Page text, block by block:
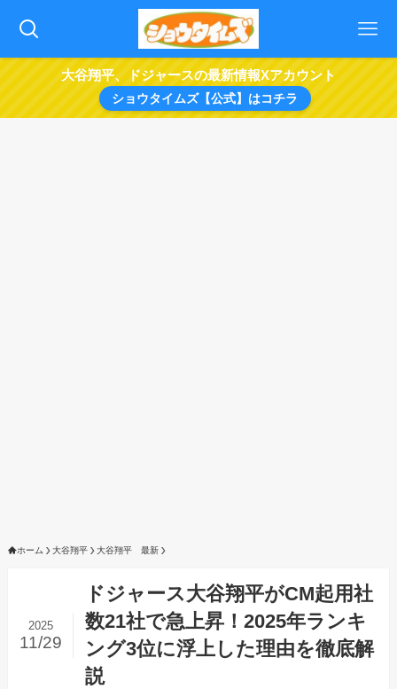
大谷翔平、ドジャースの最新情報Xアカウント
ショウタイムズ【公式】はコチラ
ホーム 大谷翔平 大谷翔平 最新
ドジャース大谷翔平がCM起用社
数21社で急上昇！2025年ランキ
ング3位に浮上した理由を徹底解
説
2025
11/29